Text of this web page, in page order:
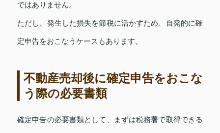
ではありません。
ただし、発生した損失を節税に活かすため、自発的に確
定申告をおこなうケースもあります。
不動産売却後に確定申告をおこな
う際の必要書類
確定申告の必要書類として、まずは税務署で取得できる